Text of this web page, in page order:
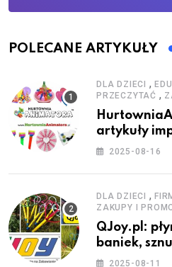
POLECANE ARTYKUŁY
DLA DZIECI ,
PRZECZYTAĆ ,
artykuły
stroje i
2025-08-16
DLA DZIECI ,
ZAKUPY I
QJoy.pl:
baniek,
zestawy do
2025-08-11